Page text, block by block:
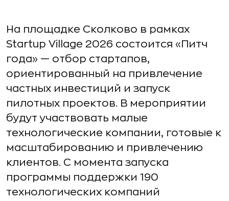
На площадке Сколково в рамках
Startup Village 2026 состоится «Питч
года» — отбор стартапов,
ориентированный на привлечение
частных инвестиций и запуск
пилотных проектов. В мероприятии
будут участвовать малые
технологические компании, готовые к
масштабированию и привлечению
клиентов. С момента запуска
программы поддержки 190
технологических компаний